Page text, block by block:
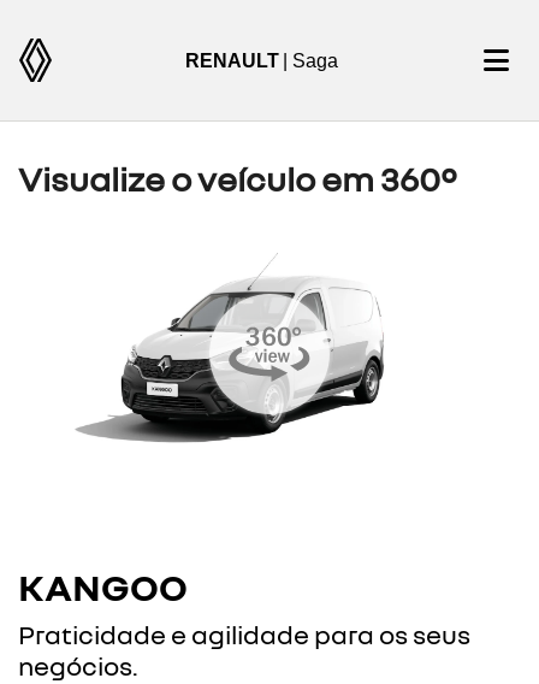
RENAULT | Saga
Visualize o veículo em 360°
KANGOO
Praticidade e agilidade para os seus
negócios.